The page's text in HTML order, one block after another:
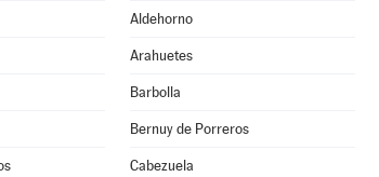
Aldehorno
Arahuetes
Barbolla
Bernuy de Porreros
Cabezuela